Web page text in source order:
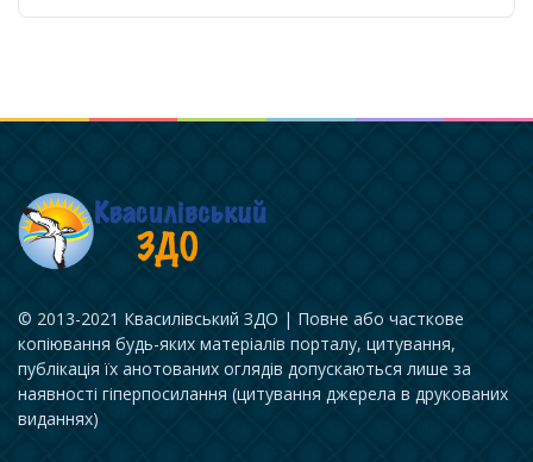
© 2013-2021 Квасилівський ЗДО | Повне або часткове
копіювання будь-яких матеріалів порталу, цитування,
публікація їх анотованих оглядів допускаються лише за
наявності гіперпосилання (цитування джерела в друкованих
виданнях)